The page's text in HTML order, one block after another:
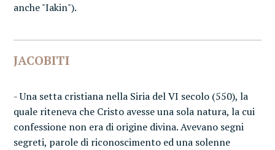
anche "Iakin").
JACOBITI
- Una setta cristiana nella Siria del VI secolo (550), la
quale riteneva che Cristo avesse una sola natura, la cui
confessione non era di origine divina. Avevano segni
segreti, parole di riconoscimento ed una solenne